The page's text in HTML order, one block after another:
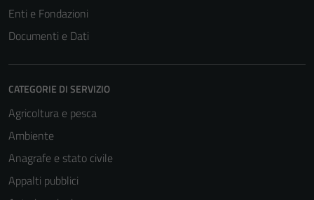
Enti e Fondazioni
Documenti e Dati
CATEGORIE DI SERVIZIO
Agricoltura e pesca
Ambiente
Anagrafe e stato civile
Appalti pubblici